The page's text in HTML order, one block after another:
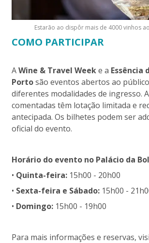
Estarão ao dispôr mais de 4000 vinhos
COMO PARTICIPAR
AWine & Travel Weeke a Essência
Portosão eventos abertos ao
diferentes modalidades de ingresso.
comentadas têm lotação limitada e
antecipada. Os bilhetes podem ser
oficial do evento.
Horário do evento no Palácio da
• Quinta-feira: 15h00 - 20h00
• Sexta-feira e Sábado: 15h00 -
• Domingo: 15h00 - 19h00
Para mais informações e reservas,